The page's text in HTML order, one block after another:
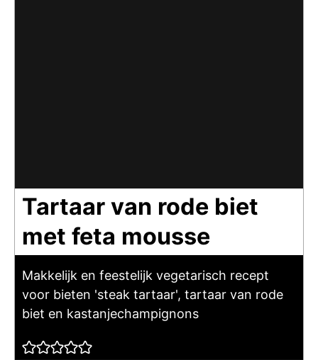
Tartaar van rode biet
met feta mousse
Makkelijk en feestelijk vegetarisch recept
voor bieten 'steak tartaar', tartaar van rode
biet en kastanjechampignons